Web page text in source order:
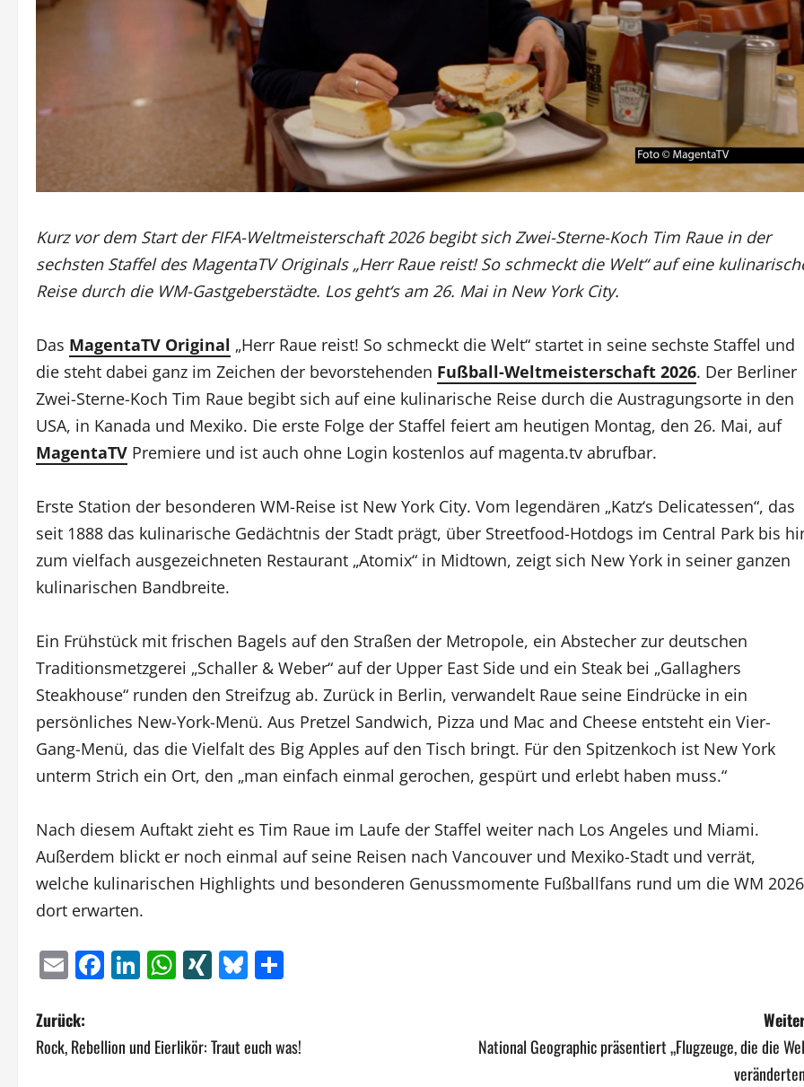
Kurz vor dem Start der FIFA-Weltmeisterschaft 2026 begibt sich Zwei-Sterne-Koch Tim Raue in der
sechsten Staffel des MagentaTV Originals „Herr Raue reist! So schmeckt die Welt“ auf eine
Reise durch die WM-Gastgeberstädte. Los geht‘s am 26. Mai in New York City.
Das MagentaTV Original „Herr Raue reist! So schmeckt die Welt“ startet in seine sechste Staffel und
die steht dabei ganz im Zeichen der bevorstehenden Fußball-Weltmeisterschaft 2026. Der Berliner
Zwei-Sterne-Koch Tim Raue begibt sich auf eine kulinarische Reise durch die Austragungsorte in den
USA, in Kanada und Mexiko. Die erste Folge der Staffel feiert am heutigen Montag, den 26. Mai, auf
MagentaTV Premiere und ist auch ohne Login kostenlos auf magenta.tv abrufbar.
Erste Station der besonderen WM-Reise ist New York City. Vom legendären „Katz‘s Delicatessen“, das
seit 1888 das kulinarische Gedächtnis der Stadt prägt, über Streetfood-Hotdogs im Central Park bis
zum vielfach ausgezeichneten Restaurant „Atomix“ in Midtown, zeigt sich New York in seiner ganzen
kulinarischen Bandbreite.
Ein Frühstück mit frischen Bagels auf den Straßen der Metropole, ein Abstecher zur deutschen
Traditionsmetzgerei „Schaller & Weber“ auf der Upper East Side und ein Steak bei „Gallaghers
Steakhouse“ runden den Streifzug ab. Zurück in Berlin, verwandelt Raue seine Eindrücke in ein
persönliches New-York-Menü. Aus Pretzel Sandwich, Pizza und Mac and Cheese entsteht ein Vier-
Gang-Menü, das die Vielfalt des Big Apples auf den Tisch bringt. Für den Spitzenkoch ist New York
unterm Strich ein Ort, den „man einfach einmal gerochen, gespürt und erlebt haben muss.“
Nach diesem Auftakt zieht es Tim Raue im Laufe der Staffel weiter nach Los Angeles und Miami.
Außerdem blickt er noch einmal auf seine Reisen nach Vancouver und Mexiko-Stadt und verrät,
welche kulinarischen Highlights und besonderen Genussmomente Fußballfans rund um die WM 2026
dort erwarten.
EmailFacebook
LinkedIn
WhatsApp
XINGBluesky
B
e
Zurück:
Rock, Rebellion und Eierlikör: Traut euch was!
National Geographic präsentiert „Flugzeuge, die die